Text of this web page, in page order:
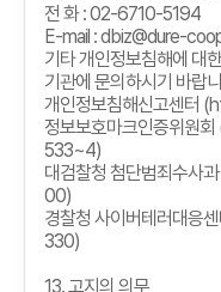
전 화: 02-6710-5194
E-mail : dbiz@dure-
기타 개인정보침해에 대
기관에 문의하시기 바랍
개인정보침해신고센터
정보보호마크인증위원회
533~4)
대검찰청 첨단범죄수사과
00)
경찰청 사이버테러대응센
330)
13.고지의 의무